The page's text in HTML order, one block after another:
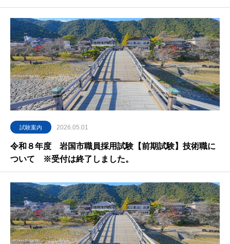
て ※受付は終了しました。
試験案内 2026.05.01
令和８年度 岩国市職員採用試験【前期試験】技術職に
ついて ※受付は終了しました。